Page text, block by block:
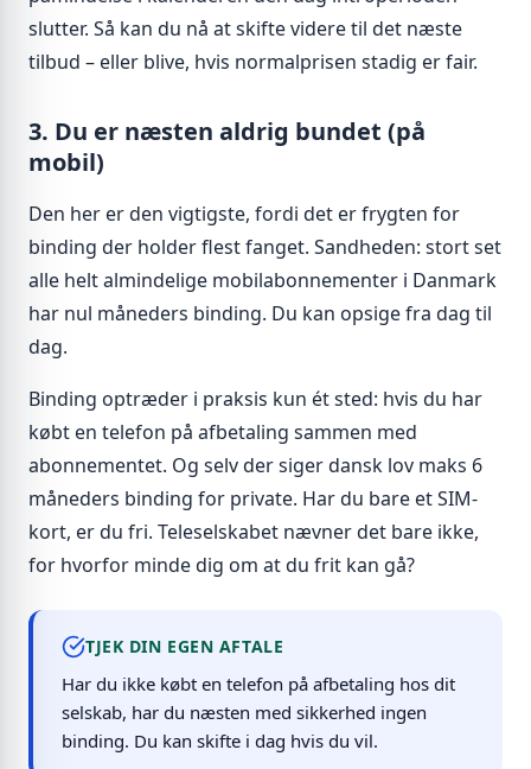
slutter. Så kan du nå at skifte videre til det næste
tilbud – eller blive, hvis normalprisen stadig er fair.
3. Du er næsten aldrig bundet (på
mobil)
Den her er den vigtigste, fordi det er frygten for
binding der holder flest fanget. Sandheden: stort set
alle helt almindelige mobilabonnementer i Danmark
har nul måneders binding. Du kan opsige fra dag til
dag.
Binding optræder i praksis kun ét sted: hvis du har
købt en telefon på afbetaling sammen med
abonnementet. Og selv der siger dansk lov maks 6
måneders binding for private. Har du bare et SIM-
kort, er du fri. Teleselskabet nævner det bare ikke,
for hvorfor minde dig om at du frit kan gå?
TJEK DIN EGEN AFTALE
Har du ikke købt en telefon på afbetaling hos dit
selskab, har du næsten med sikkerhed ingen
binding. Du kan skifte i dag hvis du vil.